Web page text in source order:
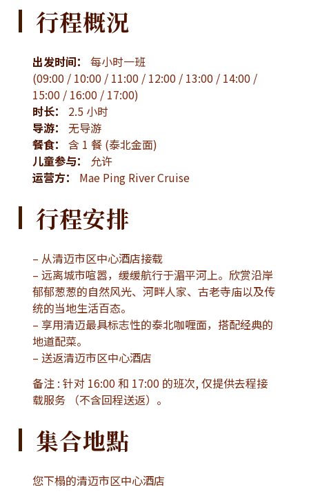
行程概況
出发时间：
每小时一班
(09:00 / 10:00 / 11:00 / 12:00 / 13:00 / 14:00 /
15:00 / 16:00 / 17:00)
时长：
2.5 小时
导游：
无导游
餐食：
含 1 餐 (泰北金面)
儿童参与：
允许
运营方：
Mae Ping River Cruise
行程安排
– 从清迈市区中心酒店接载
– 远离城市喧嚣，缓缓航行于湄平河上。欣赏沿岸
郁郁葱葱的自然风光、河畔人家、古老寺庙以及传
统的当地生活百态。
– 享用清迈最具标志性的泰北咖喱面，搭配经典的
地道配菜。
– 送返清迈市区中心酒店
备注 : 针对 16:00 和 17:00 的班次, 仅提供去程接
载服务 （不含回程送返）。
集合地點
您下榻的清迈市区中心酒店